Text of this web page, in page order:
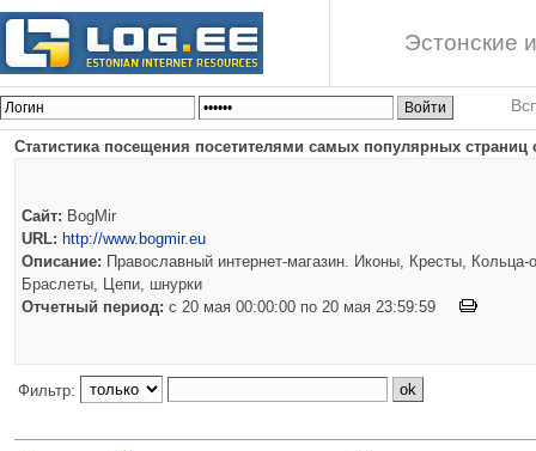
Эстонские
Статистика посещения посетителями самых популярных страниц
Сайт: BogMir
URL: http://www.bogmir.eu
Описание: Православный интернет-магазин. Иконы, Кресты, Кольца-
Браслеты, Цепи, шнурки
Отчетный период: c 20 мая 00:00:00 по 20 мая 23:59:59
Фильтр: